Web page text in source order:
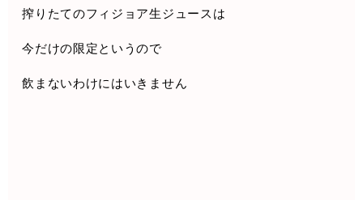
搾りたてのフィジョア生ジュースは
今だけの限定というので
飲まないわけにはいきません